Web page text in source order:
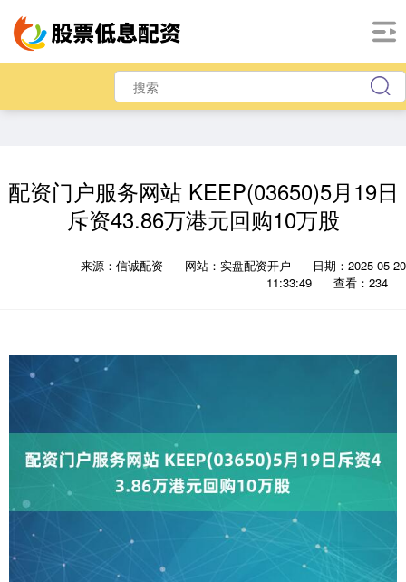
配资门户服务网站 KEEP(03650)5月19日
斥资43.86万港元回购10万股
来源：信诚配资 网站：实盘配资开户
日期：2025-05-20
11:33:49
查看：234